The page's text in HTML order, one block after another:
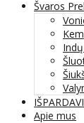
Švaros
Apie mus